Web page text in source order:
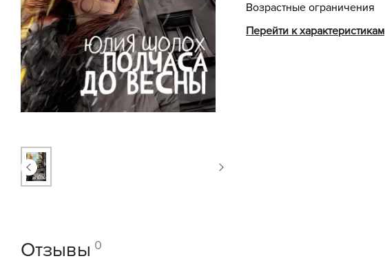
Возрастные ограничения
Перейти к характеристикам
Отзывы 0